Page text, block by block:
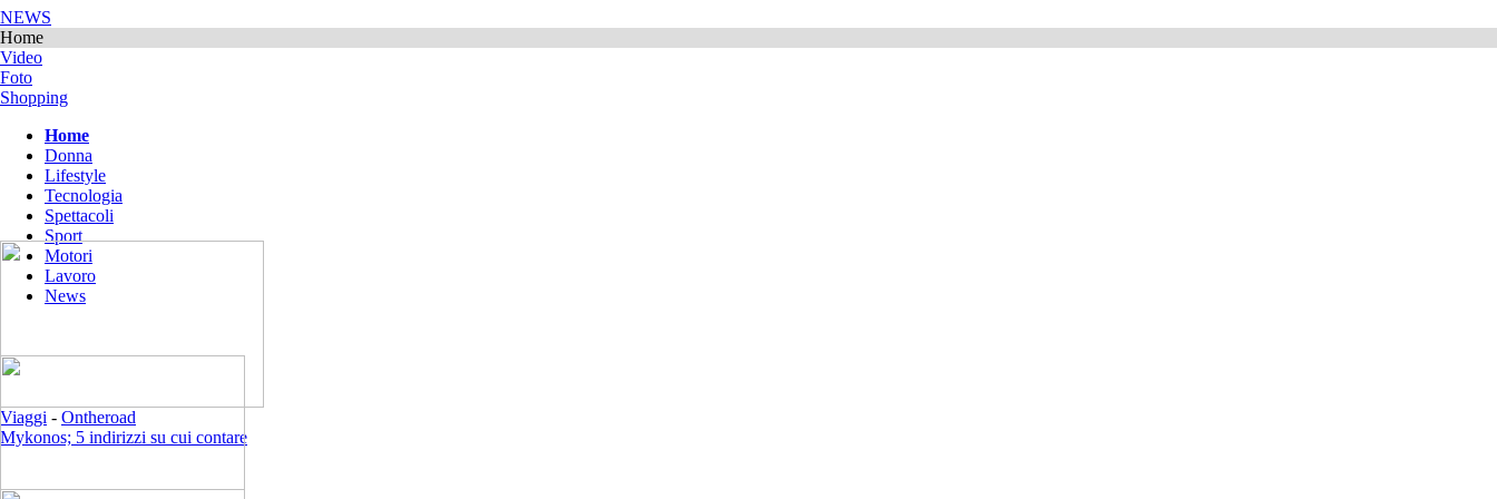
NEWS
Home
Video
Foto
Shopping
Home
Donna
Lifestyle
Tecnologia
Spettacoli
Sport
Motori
Lavoro
News
Viaggi - Ontheroad
Mykonos; 5 indirizzi su cui contare